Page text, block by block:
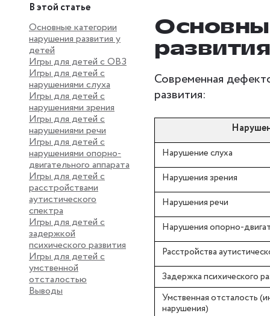
В этой статье
Основные категории
нарушения развития у
детей
Игры для детей с ОВЗ
Игры для детей с
нарушениями слуха
Игры для детей с
нарушениями зрения
Игры для детей с
нарушениями речи
Игры для детей с
нарушениями опорно-
двигательного аппарата
Игры для детей с
расстройствами
аутистического
спектра
Игры для детей с
задержкой
психического развития
Игры для детей с
умственной
отсталостью
Выводы
Современная
развития:
Нарушение слуха
Нарушения зрения
Нарушения речи
Нарушения опорно-
Расстройства
Задержка психического
Умственная отсталость
нарушения)